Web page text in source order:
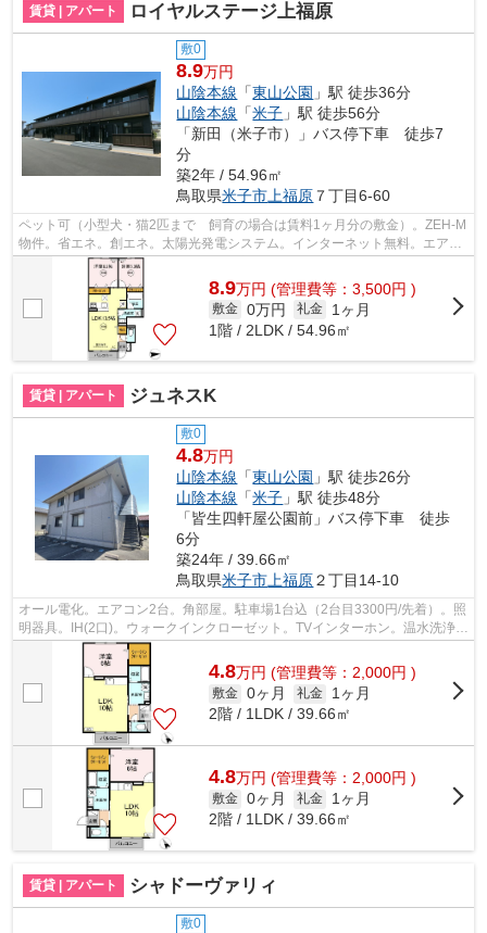
賃貸 | アパート ロイヤルステージ上福原
敷0
8.9万円
山陰本線 「東山公園 」駅 徒歩36分
山陰本線 「米子 」駅 徒歩56分
「新田（米子市）」バス停下車 徒歩7
分
築2年 / 54.96㎡
鳥取県米子市 上福原 ７丁目6-60
ペット可（小型犬・猫2匹まで 飼育の場合は賃料1ヶ月分の敷金）。ZEH-M
物件。省エネ。創エネ。太陽光発電システム。インターネット無料。エアコ
ン3台。駐車場3300円/台（2台可）。宅...
8.9万円 (管理費等：3,500円 )
敷金 0万円 礼金
1ヶ月
1階 / 2LDK / 54.96㎡
賃貸 | アパート ジュネスK
敷0
4.8万円
山陰本線 「東山公園 」駅 徒歩26分
山陰本線 「米子 」駅 徒歩48分
「皆生四軒屋公園前」バス停下車 徒歩
6分
築24年 / 39.66㎡
鳥取県米子市 上福原２丁目14-10
オール電化。エアコン2台。角部屋。駐車場1台込（2台目3300円/先着）。照
明器具。IH(2口)。ウォークインクローゼット。TVインターホン。温水洗浄便
座。独立洗面台。シューズボックス。...
4.8万円 (管理費等：2,000円 )
敷金 0ヶ月 礼金
1ヶ月
2階 / 1LDK / 39.66㎡
4.8万円 (管理費等：2,000円 )
敷金 0ヶ月 礼金
1ヶ月
2階 / 1LDK / 39.66㎡
賃貸 | アパート シャドーヴァリィ
敷0